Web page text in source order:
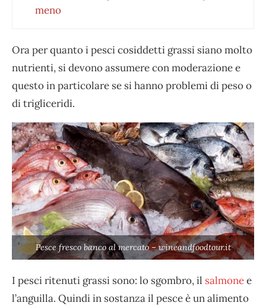
meno
Ora per quanto i pesci cosiddetti grassi siano molto
nutrienti, si devono assumere con moderazione e
questo in particolare se si hanno problemi di peso o
di trigliceridi.
Pesce fresco banco al mercato – wineandfoodtour.it
I pesci ritenuti grassi sono: lo sgombro, il salmonee
l’anguilla. Quindi in sostanza il pesce è un alimento